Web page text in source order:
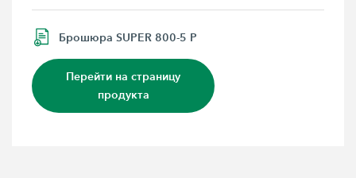
Брошюра SUPER 800-5 P
Перейти на страницу
продукта